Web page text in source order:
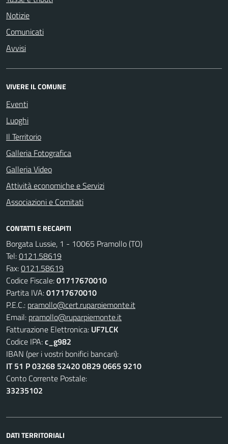
Notizie
Comunicati
Avvisi
VIVERE IL COMUNE
Eventi
Luoghi
Il Territorio
Galleria Fotografica
Galleria Video
Attività economiche e Servizi
Associazioni e Comitati
CONTATTI E RECAPITI
Borgata Lussie, 1 - 10065 Pramollo (TO)
Tel:0121.58619
Fax:0121.58619
Codice Fiscale:01717670010
Partita IVA:01717670010
P.E.C.: pramollo@cert.ruparpiemonte.it
Email: pramollo@ruparpiemonte.it
Fatturazione Elettronica: UF7LCK
Codice IPA:c_g982
IBAN (per i vostri bonifici bancari):
IT 51 P 03268 52420 0B29 0665 9210
Conto Corrente Postale:
33235102
DATI TERRITORIALI